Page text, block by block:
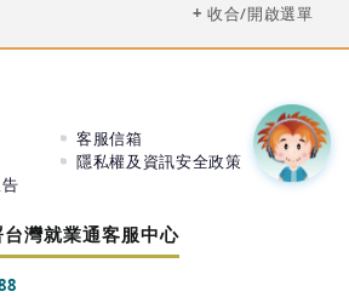
收合/開啟選單
客服信箱
隱私權及資訊安全政策
灣就業通客服中心